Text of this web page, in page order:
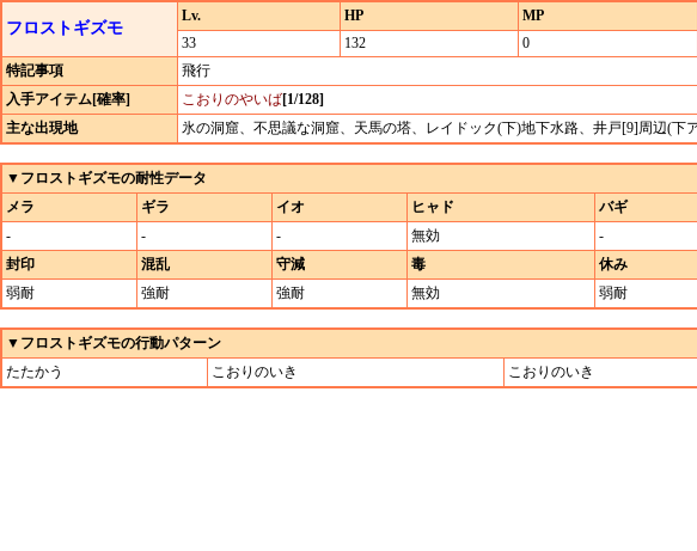
フロストギズモ
Lv. HP MP
33
132 0
特記事項
飛行
入手アイテム[確率]
こおりのやいば[1/128]
主な出現地
氷の洞窟、不思議な洞窟、天馬の塔、レイドック(下)地下水路、井戸[9]周辺(下
▼フロストギズモの耐性データ
メラ
ギラ イオ ヒャド バギ
-
- - 無効 -
封印
混乱 守減 毒 休み
弱耐
強耐 強耐 無効 弱耐
▼フロストギズモの行動パターン
たたかう
こおりのいき こおりのいき